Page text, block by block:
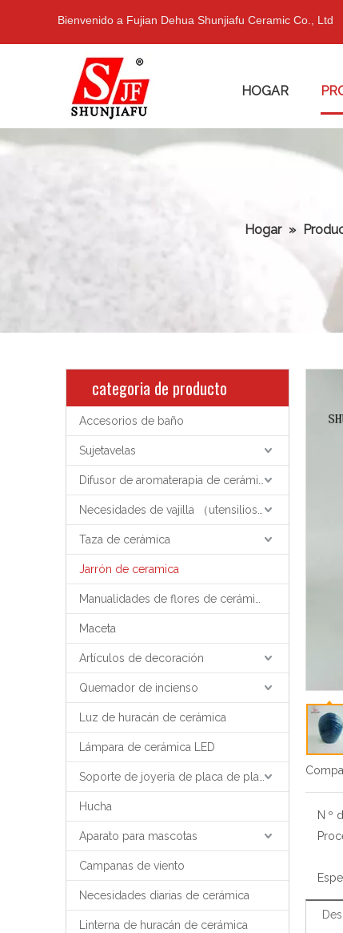
Bienvenido a Fujian Dehua Shunjiafu Ceramic Co., Ltd
HOGAR
Hogar »
categoria de producto
Accesorios de baño
Sujetavelas
Taza de cerámica
Jarrón de ceramica
Maceta
Artículos de decoración
Quemador de incienso
Luz de huracán de cerámica
Lámpara de cerámica LED
Hucha
Aparato para mascotas
Campanas de viento
Necesidades diarias de cerámica
Linterna de huracán de cerámica
N º